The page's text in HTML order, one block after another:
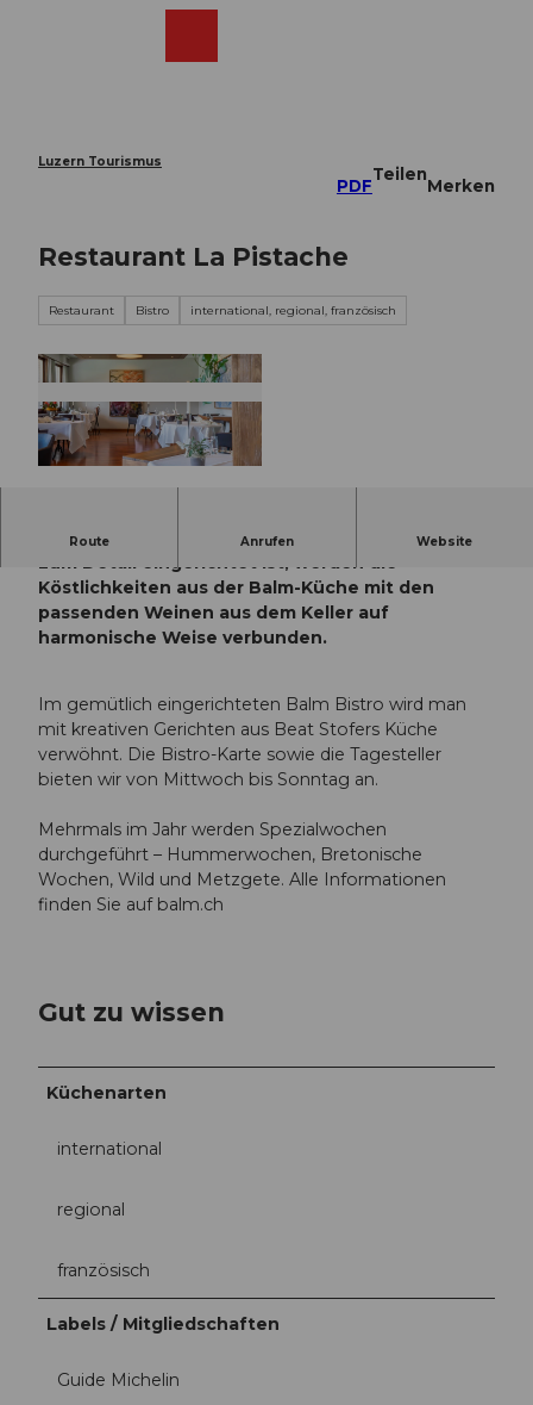
Luzern Tourismus
PDF
Teilen
Merken
Restaurant La Pistache
Restaurant Bistro international, regional, französisch
Route Anrufen Website
Im Restaurant La Pistache, welches mit viel Liebe
zum Detail eingerichtet ist, werden die
Köstlichkeiten aus der Balm-Küche mit den
passenden Weinen aus dem Keller auf
harmonische Weise verbunden.
Im gemütlich eingerichteten Balm Bistro wird man
mit kreativen Gerichten aus Beat Stofers Küche
verwöhnt. Die Bistro-Karte sowie die Tagesteller
bieten wir von Mittwoch bis Sonntag an.
Mehrmals im Jahr werden Spezialwochen
durchgeführt – Hummerwochen, Bretonische
Wochen, Wild und Metzgete. Alle Informationen
finden Sie auf balm.ch
Gut zu wissen
Küchenarten
international
regional
französisch
Labels / Mitgliedschaften
Guide Michelin